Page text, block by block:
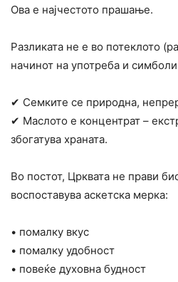
Ова е најчестото прашање.
Разликата не е во потеклото
начинот на употреба и
✔ Семките се природна,
✔ Маслото е концентрат –
збогатува храната.
Во постот, Црквата не прави
воспоставува аскетска мерка:
• помалку вкус
• помалку удобност
• повеќе духовна будност